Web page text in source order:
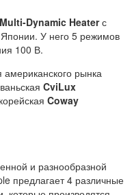
Dynamic Heaterс
У него 5 режимов
100 В.
рынка
CviLux
Coway
и разнообразной
предлагает 4 различные